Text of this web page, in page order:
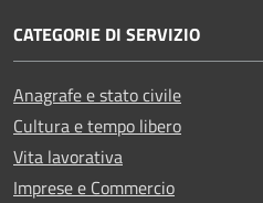
CATEGORIE DI SERVIZIO
Anagrafe e stato civile
Cultura e tempo libero
Vita lavorativa
Imprese e Commercio